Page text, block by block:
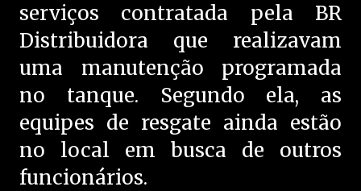
serviços contratada pela BR
Distribuidora que realizavam
uma manutenção programada
no tanque. Segundo ela, as
equipes de resgate ainda estão
no local em busca de outros
funcionários.